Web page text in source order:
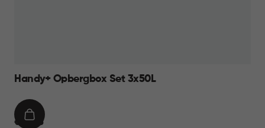
Handy+ Opbergbox Set 3x50L
€
€ 49,95
IN